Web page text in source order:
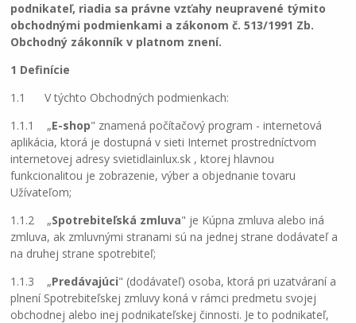
podnikateľ, riadia sa právne vzťahy neupravené týmito
obchodnými podmienkami a zákonom č. 513/1991 Zb.
Obchodný zákonník v platnom znení.
1 Definície
1.1 V týchto Obchodných podmienkach:
1.1.1 „E-shop" znamená počítačový program - internetová
aplikácia, ktorá je dostupná v sieti Internet prostredníctvom
internetovej adresy svietidlainlux.sk , ktorej hlavnou
funkcionalitou je zobrazenie, výber a objednanie tovaru
Užívateľom;
1.1.2 „Spotrebiteľská zmluva" je Kúpna zmluva alebo iná
zmluva, ak zmluvnými stranami sú na jednej strane dodávateľ a
na druhej strane spotrebiteľ;
1.1.3 „Predávajúci" (dodávateľ) osoba, ktorá pri uzatváraní a
plnení Spotrebiteľskej zmluvy koná v rámci predmetu svojej
obchodnej alebo inej podnikateľskej činnosti. Je to podnikateľ,